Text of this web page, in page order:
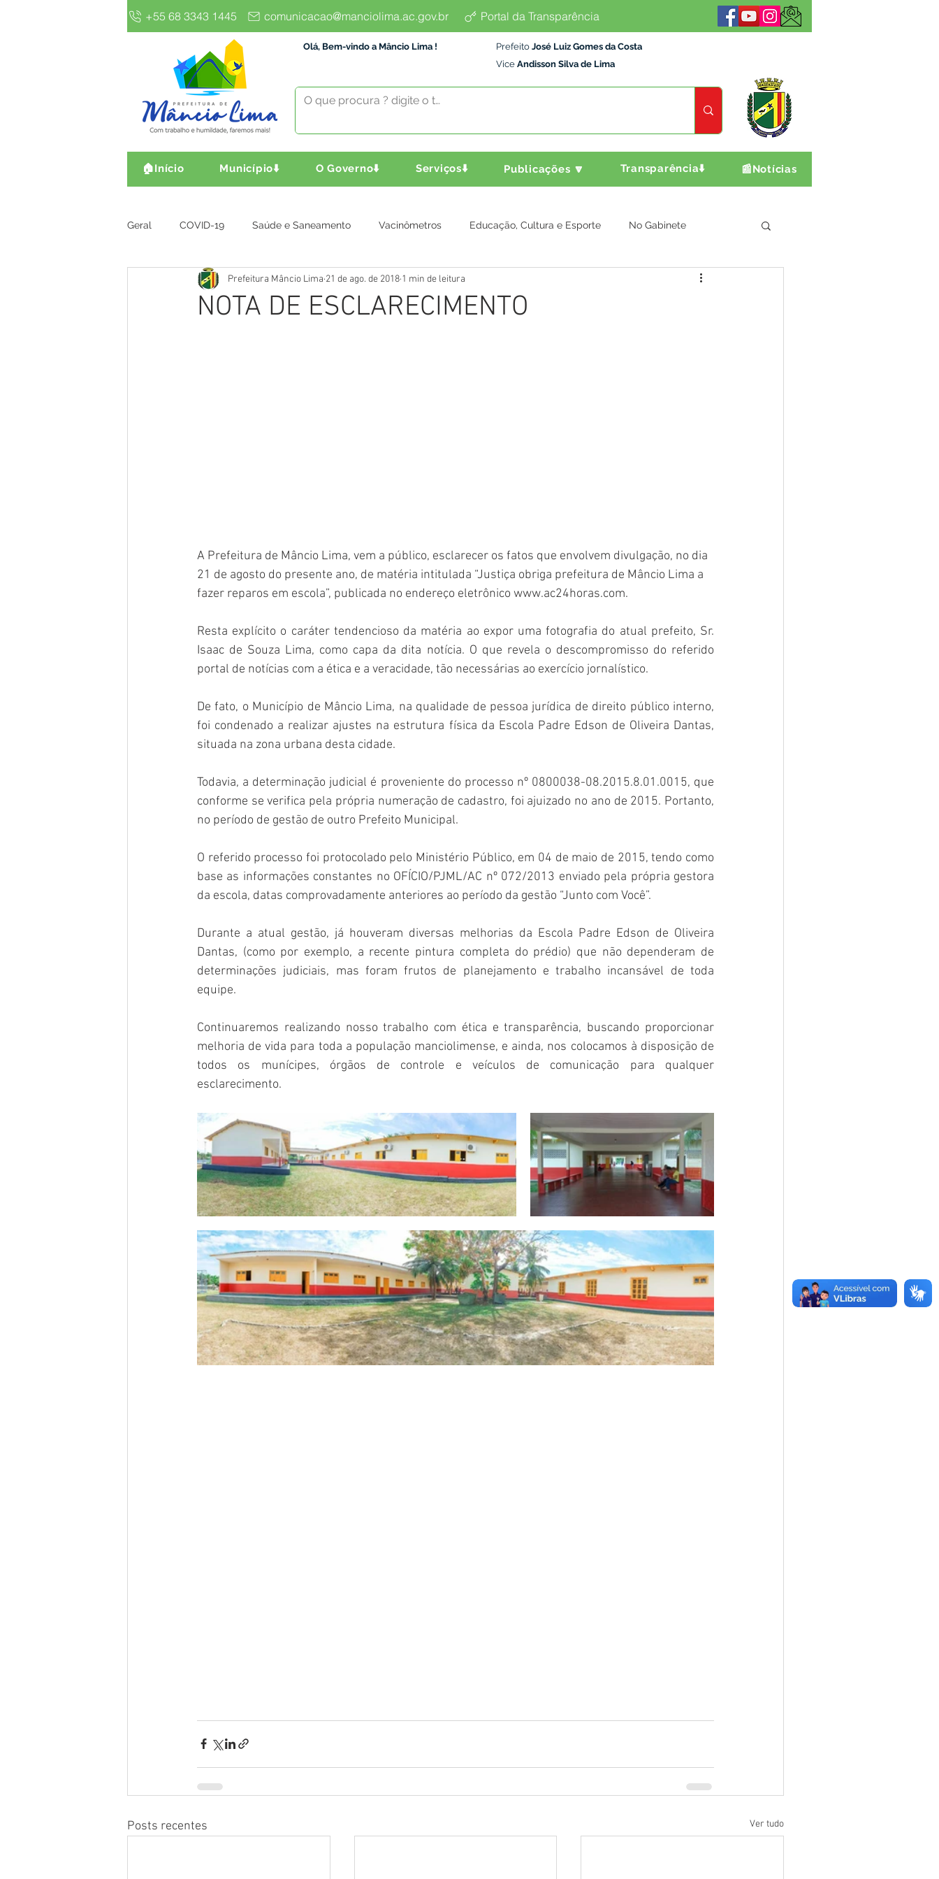
+55 68 3343 1445 comunicacao@manciolima.ac.gov.br Portal da Transparência
Olá, Bem-vindo a Mâncio Lima ! Prefeito José Luiz Gomes da Costa
Vice Andisson Silva de Lima
🏠Início Município⬇️ O Governo⬇️ Serviços⬇️ Publicações 🔽 Transparência⬇️ 📰Notícias
Geral COVID-19 Saúde e Saneamento Vacinômetros Educação, Cultura e Esporte No Gabinete
Gestão e Finanças Infra, Obra e Transporte Assistência Social Agricultura e Produção
NOTA DE ESCLARECIMENTO
Prefeitura Mâncio Lima 21 de ago. de 2018 1 min de leitura
A Prefeitura de Mâncio Lima, vem a público, esclarecer os fatos que envolvem divulgação, no dia
21 de agosto do presente ano, de matéria intitulada “Justiça obriga prefeitura de Mâncio Lima a
fazer reparos em escola”, publicada no endereço eletrônico www.ac24horas.com.
Resta explícito o caráter tendencioso da matéria ao expor uma fotografia do atual prefeito, Sr.
Isaac de Souza Lima, como capa da dita notícia. O que revela o descompromisso do referido
portal de notícias com a ética e a veracidade, tão necessárias ao exercício jornalístico.
De fato, o Município de Mâncio Lima, na qualidade de pessoa jurídica de direito público interno,
foi condenado a realizar ajustes na estrutura física da Escola Padre Edson de Oliveira Dantas,
situada na zona urbana desta cidade.
Todavia, a determinação judicial é proveniente do processo nº 0800038-08.2015.8.01.0015, que
conforme se verifica pela própria numeração de cadastro, foi ajuizado no ano de 2015. Portanto,
no período de gestão de outro Prefeito Municipal.
O referido processo foi protocolado pelo Ministério Público, em 04 de maio de 2015, tendo como
base as informações constantes no OFÍCIO/PJML/AC nº 072/2013 enviado pela própria gestora
da escola, datas comprovadamente anteriores ao período da gestão “Junto com Você”.
Durante a atual gestão, já houveram diversas melhorias da Escola Padre Edson de Oliveira
Dantas, (como por exemplo, a recente pintura completa do prédio) que não dependeram de
determinações judiciais, mas foram frutos de planejamento e trabalho incansável de toda
equipe.
Continuaremos realizando nosso trabalho com ética e transparência, buscando proporcionar
melhoria de vida para toda a população manciolimense, e ainda, nos colocamos à disposição de
todos os munícipes, órgãos de controle e veículos de comunicação para qualquer
esclarecimento.
Posts recentes Ver tudo